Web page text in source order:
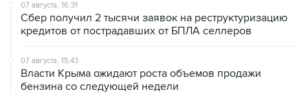
07 августа, 16:31
Сбер получил 2 тысячи заявок на реструктуризацию
кредитов от пострадавших от БПЛА селлеров
07 августа, 15:43
Власти Крыма ожидают роста объемов продажи
бензина со следующей недели